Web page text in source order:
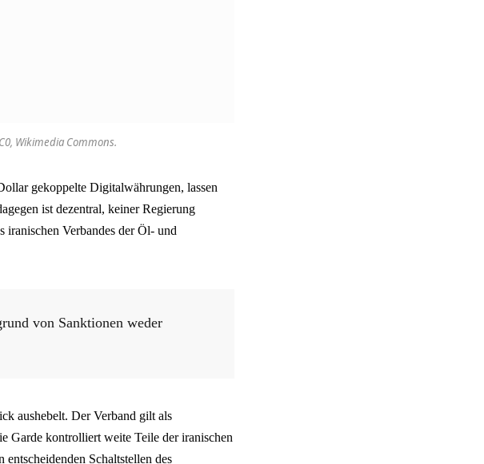
Wikimedia Commons.
gekoppelte Digitalwährungen, lassen
ist dezentral, keiner Regierung
iranischen Verbandes der Öl- und
von Sanktionen weder
aushebelt. Der Verband gilt als
Garde kontrolliert weite Teile der iranischen
Schaltstellen des